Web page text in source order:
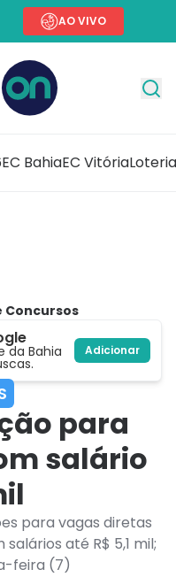
AO VIVO
EC BahiaEC Vitória
Concursos
da Bahia Adicionar
para
salário
para vagas diretas
até R$ 5,1 mil;
feira (7)